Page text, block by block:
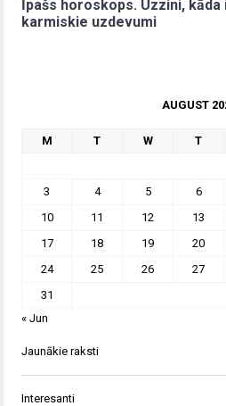
Īpašs horoskops. Uzzini,
karmiskie uzdevumi
AUGUST
M T W T
3
4 5 6
10
11 12 13
17
18 19 20
24
25 26 27
31
« Jun
Jaunākie raksti
Interesanti